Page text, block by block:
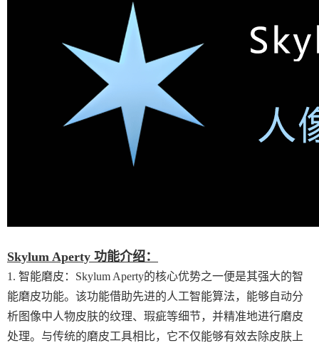
Skylum Aperty 功能介绍：
1. 智能磨皮：Skylum Aperty的核心优势之一便是其强大的智
能磨皮功能。该功能借助先进的人工智能算法，能够自动分
析图像中人物皮肤的纹理、瑕疵等细节，并精准地进行磨皮
处理。与传统的磨皮工具相比，它不仅能够有效去除皮肤上